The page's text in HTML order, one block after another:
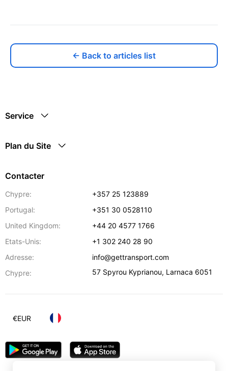
← Back to articles list
Service
Plan du Site
Contacter
Chypre:
+357 25 123889
Portugal:
+351 30 0528110
United Kingdom:
+44 20 4577 1766
Etats-Unis:
+1 302 240 28 90
Adresse:
info@gettransport.com
Chypre:
57 Spyrou Kyprianou, Larnaca 6051
€EUR